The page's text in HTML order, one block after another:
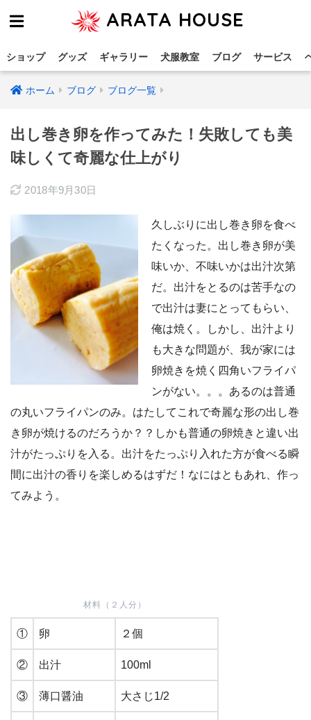
ARATA HOUSE
ショップ グッズ ギャラリー 犬服教室 ブログ サービス
ホーム ブログ ブログ一覧
出し巻き卵を作ってみた！失敗しても美
味しくて奇麗な仕上がり
2018年9月30日
久しぶりに出し巻き卵を食べ
たくなった。出し巻き卵が美
味いか、不味いかは出汁次第
だ。出汁をとるのは苦手なの
で出汁は妻にとってもらい、
俺は焼く。しかし、出汁より
も大きな問題が、我が家には
卵焼きを焼く四角いフライパ
ンがない。。。あるのは普通
の丸いフライパンのみ。はたしてこれで奇麗な形の出し巻
き卵が焼けるのだろうか？？しかも普通の卵焼きと違い出
汁がたっぷりを入る。出汁をたっぷり入れた方が食べる瞬
間に出汁の香りを楽しめるはずだ！なにはともあれ、作っ
てみよう。
材料（２人分）
① 卵 ２個
② 出汁 100ml
③ 薄口醤油 大さじ1/2